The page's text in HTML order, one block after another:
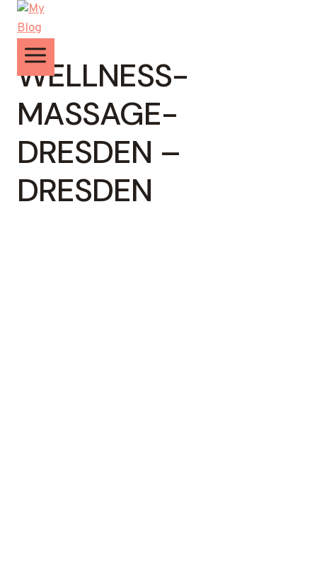
Zum
Inhalt
springen
WELLNESS-
MASSAGE-
DRESDEN –
DRESDEN